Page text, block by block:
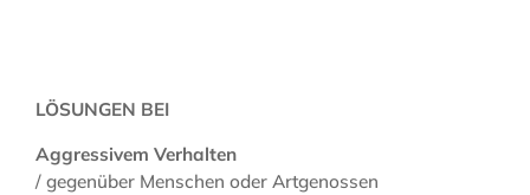
LÖSUNGEN BEI
Aggressivem Verhalten
/ gegenüber Menschen oder Artgenossen